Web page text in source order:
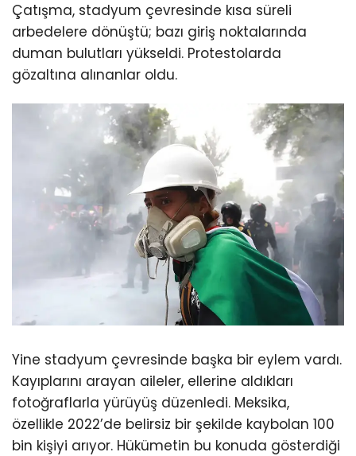
Çatışma, stadyum çevresinde kısa süreli
arbedelere dönüştü; bazı giriş noktalarında
duman bulutları yükseldi. Protestolarda
gözaltına alınanlar oldu.
Yine stadyum çevresinde başka bir eylem vardı.
Kayıplarını arayan aileler, ellerine aldıkları
fotoğraflarla yürüyüş düzenledi. Meksika,
özellikle 2022’de belirsiz bir şekilde kaybolan 100
bin kişiyi arıyor. Hükümetin bu konuda gösterdiği